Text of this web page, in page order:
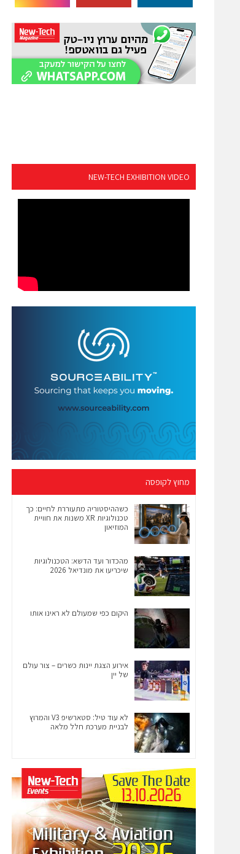
NEW-TECH EXHIBITION VIDEO
מחוץ לקופסה
כשההיסטוריה מתעוררת לחיים: כך
טכנולוגיות XR משנות את חוויית
המוזיאון
מהכדור ועד הדשא: הטכנולוגיות
שיכריעו את מונדיאל 2026
היקום כפי שמעולם לא ראינו אותו
אירוע הצגת יינות כשרים – צור עולם
של יין
לא עוד טיל: סטארשיפ V3 והמרוץ
לבניית מערכת חלל מלאה